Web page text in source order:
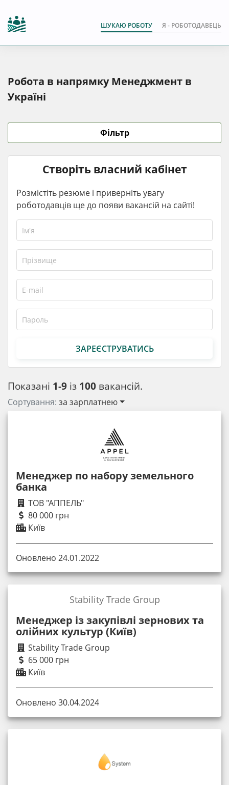
ШУКАЮ РОБОТУ Я - РОБОТОДАВЕЦЬ
Робота в напрямку Менеджмент в
Україні
Показані 1-9 із 100 вакансій.
Сортування: за зарплатнею
Менеджер по набору земельного
банка
ТОВ "АППЕЛЬ"
80 000 грн
Київ
Оновлено 24.01.2022
Менеджер із закупівлі зернових та
олійних культур (Київ)
Stability Trade Group
65 000 грн
Київ
Stability Trade Group
Оновлено 30.04.2024
Фільтр
Створіть власний кабінет
Розмістіть резюме і приверніть увагу
роботодавців ще до появи вакансій на сайті!
ЗАРЕЄСТРУВАТИСЬ